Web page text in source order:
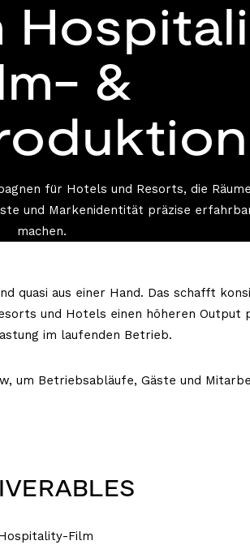
&
für Hotels und Resorts, die
und Markenidentität präzise
machen.
quasi aus einer Hand. Das schafft
und Hotels einen höheren Output
im laufenden Betrieb.
um Betriebsabläufe, Gäste und
Film